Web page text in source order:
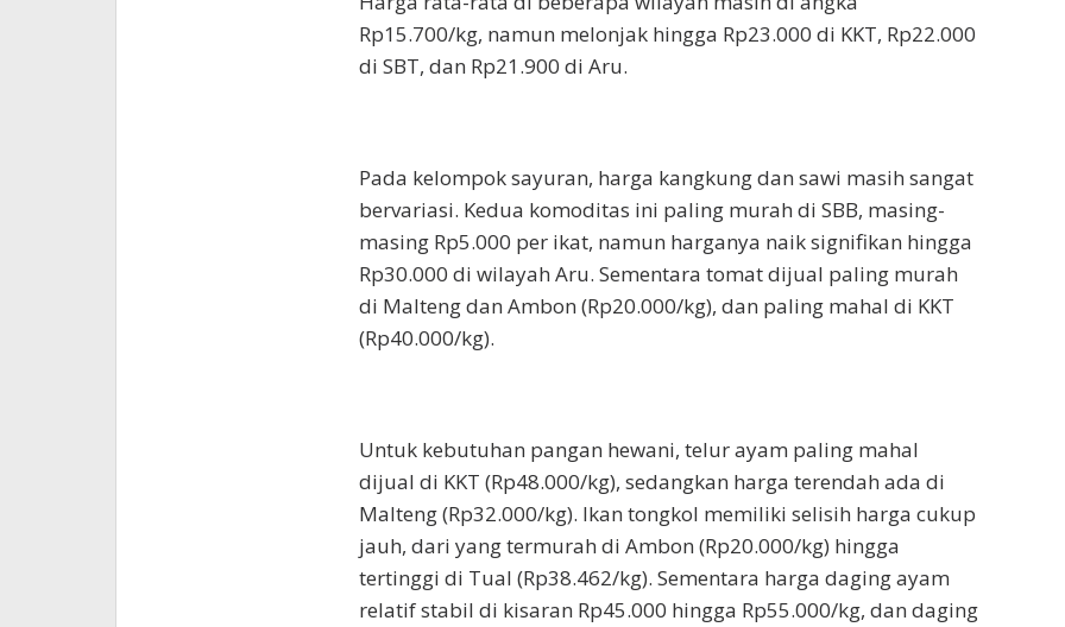
Rp15.700/kg, namun melonjak hingga Rp23.000 di KKT, Rp22.000
di SBT, dan Rp21.900 di Aru.
Pada kelompok sayuran, harga kangkung dan sawi masih sangat
bervariasi. Kedua komoditas ini paling murah di SBB, masing-
masing Rp5.000 per ikat, namun harganya naik signifikan hingga
Rp30.000 di wilayah Aru. Sementara tomat dijual paling murah
di Malteng dan Ambon (Rp20.000/kg), dan paling mahal di KKT
(Rp40.000/kg).
Untuk kebutuhan pangan hewani, telur ayam paling mahal
dijual di KKT (Rp48.000/kg), sedangkan harga terendah ada di
Malteng (Rp32.000/kg). Ikan tongkol memiliki selisih harga cukup
jauh, dari yang termurah di Ambon (Rp20.000/kg) hingga
tertinggi di Tual (Rp38.462/kg). Sementara harga daging ayam
relatif stabil di kisaran Rp45.000 hingga Rp55.000/kg, dan daging